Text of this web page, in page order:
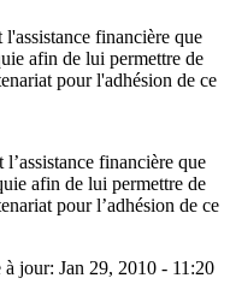
financière que
afin de lui permettre de
pour l'adhésion de ce
financière que
afin de lui permettre de
pour l’adhésion de ce
à jour: Jan 29, 2010 - 11:20